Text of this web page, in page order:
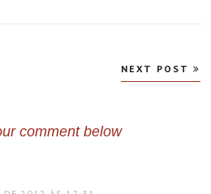
NEXT POST
comment below